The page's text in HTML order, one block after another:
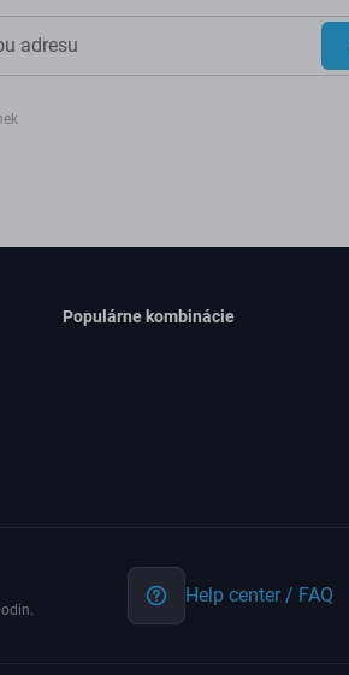
Populárne kombinácie
Help center / FAQ